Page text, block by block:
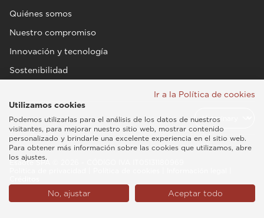
Quiénes somos
Nuestro compromiso
Innovación y tecnología
Sostenibilidad
Esaote SPA © 2026 - CÓDIGO IVA IT05131180969
Latinoamérica (Español)
Ir a la Política de cookies
Utilizamos cookies
Podemos utilizarlas para el análisis de los datos de nuestros
visitantes, para mejorar nuestro sitio web, mostrar contenido
personalizado y brindarle una excelente experiencia en el sitio web.
Para obtener más información sobre las cookies que utilizamos, abre
los ajustes.
No, ajustar Aceptar todo